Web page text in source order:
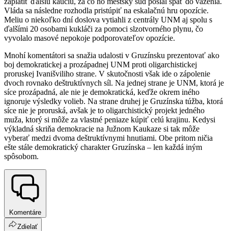
Vláda sa následne rozhodla pristúpiť na eskalačnú hru opozície.
Meliu o niekoľko dní doslova vytiahli z centrály UNM aj spolu s
ďalšími 20 osobami kukláči za pomoci slzotvorného plynu, čo
vyvolalo masové nepokoje podporovateľov opozície.
Mnohí komentátori sa snažia udalosti v Gruzínsku prezentovať ako
boj demokratickej a prozápadnej UNM proti oligarchistickej
proruskej Ivanišviliho strane. V skutočnosti však ide o zápolenie
dvoch rovnako deštruktívnych síl. Na jednej strane je UNM, ktorá je
síce prozápadná, ale nie je demokratická, keďže okrem iného
ignoruje výsledky volieb. Na strane druhej je Gruzínska túžba, ktorá
síce nie je proruská, avšak je to oligarchistický projekt jedného
muža, ktorý si môže za vlastné peniaze kúpiť celú krajinu. Kedysi
výkladná skriňa demokracie na Južnom Kaukaze si tak môže
vyberať medzi dvoma deštruktívnymi hnutiami. Obe pritom ničia
ešte stále demokratický charakter Gruzínska – len každá iným
spôsobom.
Komentáre
Zdielať